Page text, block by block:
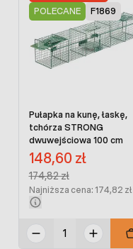
POLECANE
F1869
Pułapka na kunę, łaskę,
tchórza STRONG
dwuwejściowa 100 cm
Cena promocyjna:
148,60 zł
Regular Price:
174,82 zł
Najniższa cena: 174,82 zł